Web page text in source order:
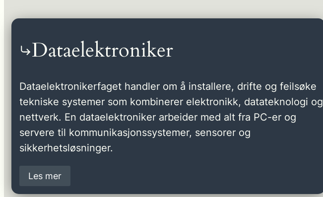
Dataelektroniker
Dataelektronikerfaget handler om å installere, drifte og feilsøke
tekniske systemer som kombinerer elektronikk, datateknologi og
nettverk. En dataelektroniker arbeider med alt fra PC-er og
servere til kommunikasjonssystemer, sensorer og
sikkerhetsløsninger.
Les mer